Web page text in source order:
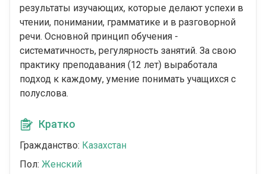
результаты изучающих, которые делают успехи в
чтении, понимании, грамматике и в разговорной
речи. Основной принцип обучения -
систематичность, регулярность занятий. За свою
практику преподавания (12 лет) выработала
подход к каждому, умение понимать учащихся с
полуслова.
Кратко
Гражданство: Казахстан
Пол: Женский